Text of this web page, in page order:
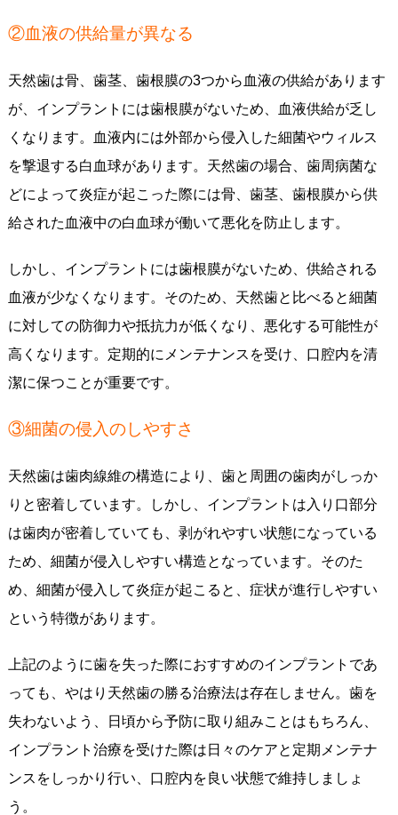
②血液の供給量が異なる
天然歯は骨、歯茎、歯根膜の3つから血液の供給があります
が、インプラントには歯根膜がないため、血液供給が乏し
くなります。血液内には外部から侵入した細菌やウィルス
を撃退する白血球があります。天然歯の場合、歯周病菌な
どによって炎症が起こった際には骨、歯茎、歯根膜から供
給された血液中の白血球が働いて悪化を防止します。
しかし、インプラントには歯根膜がないため、供給される
血液が少なくなります。そのため、天然歯と比べると細菌
に対しての防御力や抵抗力が低くなり、悪化する可能性が
高くなります。定期的にメンテナンスを受け、口腔内を清
潔に保つことが重要です。
③細菌の侵入のしやすさ
天然歯は歯肉線維の構造により、歯と周囲の歯肉がしっか
りと密着しています。しかし、インプラントは入り口部分
は歯肉が密着していても、剥がれやすい状態になっている
ため、細菌が侵入しやすい構造となっています。そのた
め、細菌が侵入して炎症が起こると、症状が進行しやすい
という特徴があります。
上記のように歯を失った際におすすめのインプラントであ
っても、やはり天然歯の勝る治療法は存在しません。歯を
失わないよう、日頃から予防に取り組みことはもちろん、
インプラント治療を受けた際は日々のケアと定期メンテナ
ンスをしっかり行い、口腔内を良い状態で維持しましょ
う。